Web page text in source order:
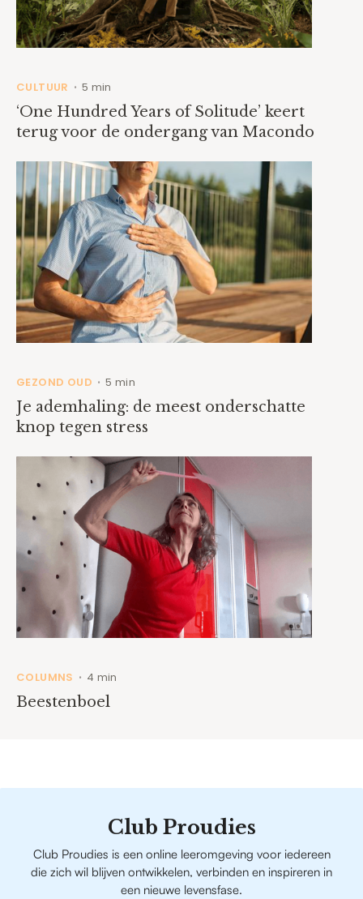
CULTUUR • 5 min
‘One Hundred Years of Solitude’ keert
terug voor de ondergang van Macondo
GEZOND OUD • 5 min
Je ademhaling: de meest onderschatte
knop tegen stress
COLUMNS • 4 min
Beestenboel
Club Proudies
Club Proudies is een online leeromgeving voor iedereen
die zich wil blijven ontwikkelen, verbinden en inspireren in
een nieuwe levensfase.